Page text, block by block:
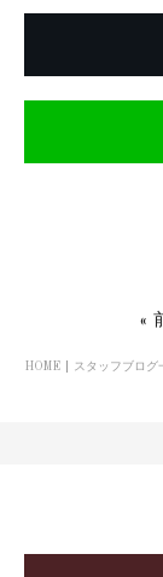
«
HOME スタッフブログ